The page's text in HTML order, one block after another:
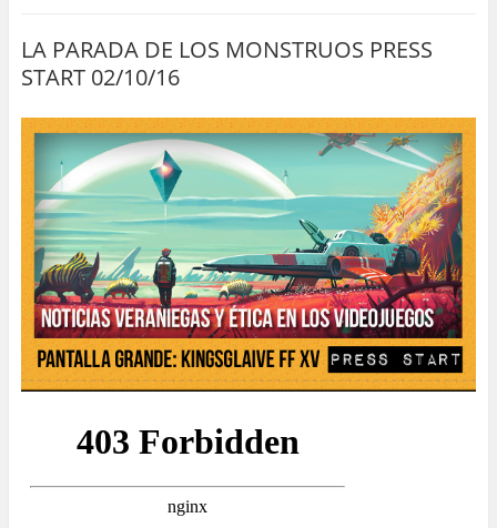
LA PARADA DE LOS MONSTRUOS PRESS
START 02/10/16